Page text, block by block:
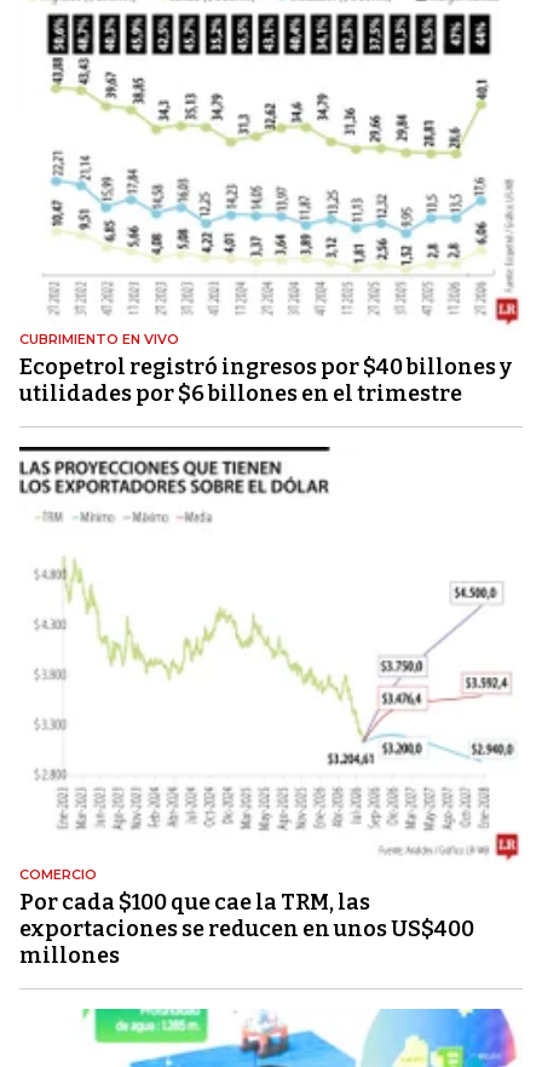
CUBRIMIENTO EN VIVO
Ecopetrol registró ingresos por $40 billones y
utilidades por $6 billones en el trimestre
COMERCIO
Por cada $100 que cae la TRM, las
exportaciones se reducen en unos US$400
millones